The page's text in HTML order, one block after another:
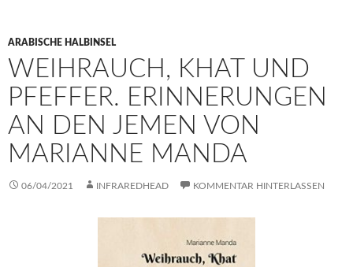
ARABISCHE HALBINSEL
WEIHRAUCH, KHAT UND
PFEFFER. ERINNERUNGEN
AN DEN JEMEN VON
MARIANNE MANDA
06/04/2021 INFRAREDHEAD KOMMENTAR HINTERLASSEN